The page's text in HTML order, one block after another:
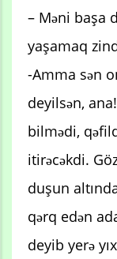
– Məni başa
yaşamaq
-Amma sən
deyilsən,
bilmədi,
itirəcəkdi.
duşun
qərq edən
deyib yerə